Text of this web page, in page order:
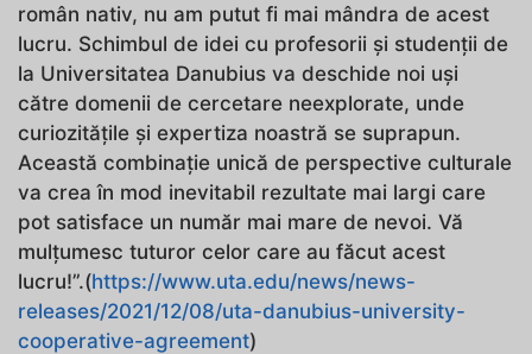
român nativ, nu am putut fi mai mândra de acest
lucru. Schimbul de idei cu profesorii și studenții de
la Universitatea Danubius va deschide noi uși
către domenii de cercetare neexplorate, unde
curiozitățile și expertiza noastră se suprapun.
Această combinație unică de perspective culturale
va crea în mod inevitabil rezultate mai largi care
pot satisface un număr mai mare de nevoi. Vă
mulțumesc tuturor celor care au făcut acest
lucru!”.(https://www.uta.edu/news/news-
releases/2021/12/08/uta-danubius-university-
cooperative-agreement)